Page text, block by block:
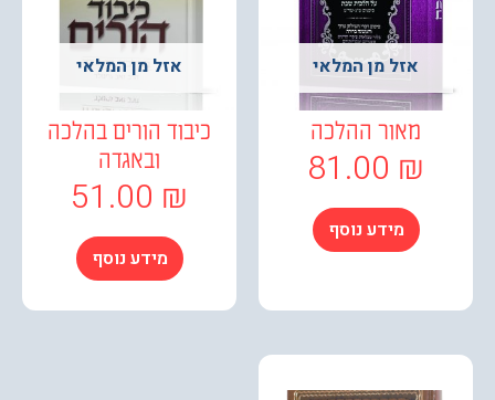
אזל מן המלאי
מאור ההלכה
81.00
מידע נוסף
אזל מן המלאי
כיבוד הורים בהלכה
ובאגדה
51.00
מידע נוסף